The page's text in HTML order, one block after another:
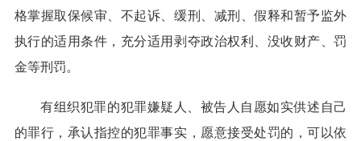
格掌握取保候审、不起诉、缓刑、减刑、假释和暂予监外
执行的适用条件，充分适用剥夺政治权利、没收财产、罚
金等刑罚。
有组织犯罪的犯罪嫌疑人、被告人自愿如实供述自己
的罪行，承认指控的犯罪事实，愿意接受处罚的，可以依